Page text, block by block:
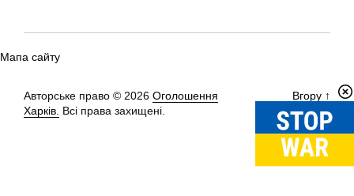
Мапа сайту
Авторське право © 2026 Оголошення
Харків. Всі права захищені.
Вгору ↑